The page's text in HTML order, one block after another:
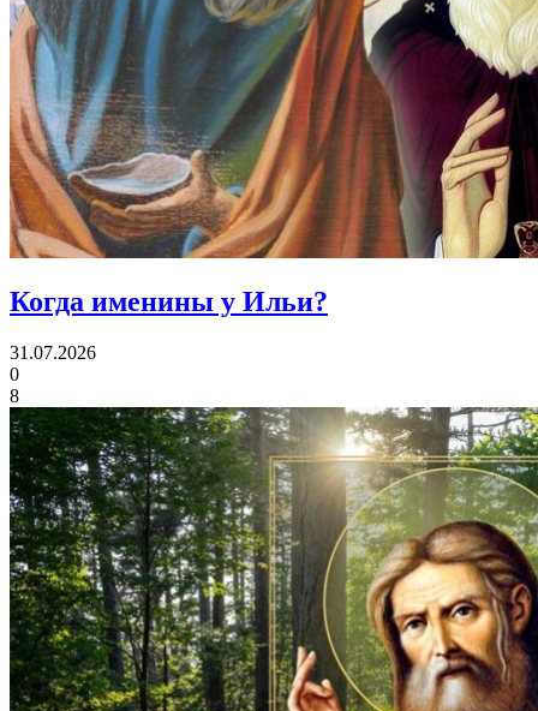
Когда именины у Ильи?
31.07.2026
0
8